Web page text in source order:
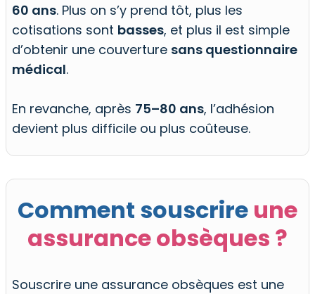
60 ans. Plus on s’y prend tôt, plus les
cotisations sont basses, et plus il est simple
d’obtenir une couverture sans questionnaire
médical.
En revanche, après 75–80 ans, l’adhésion
devient plus difficile ou plus coûteuse.
Comment souscrire une
assurance obsèques ?
Souscrire une assurance obsèques est une